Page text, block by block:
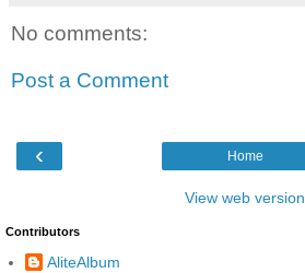
No comments:
Post a Comment
‹ Home
View web version
Contributors
AliteAlbum